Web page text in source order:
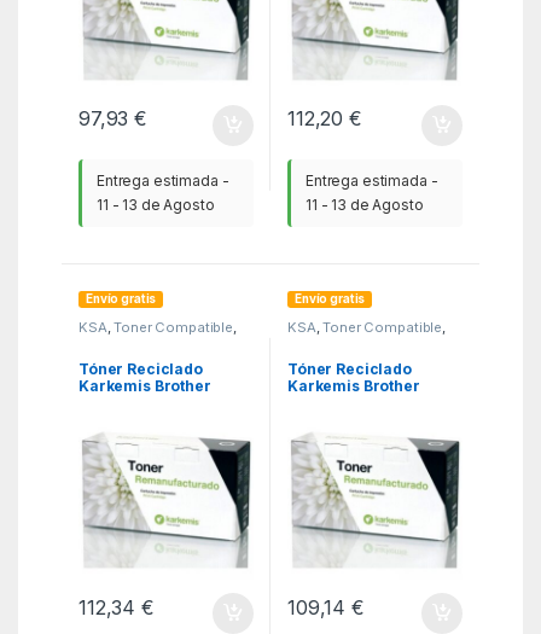
97,93€
Entrega estimada -
11 - 13 de Agosto
112,20€
Entrega estimada -
11 - 13 de Agosto
Envío gratis
KSA,Toner Compatible,
Tóner Reciclado
Karkemis Brother
112,34€
Envío gratis
KSA,Toner Compatible,
Tóner Reciclado
Karkemis Brother
109,14€